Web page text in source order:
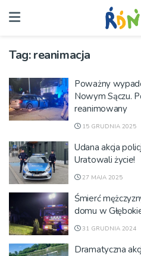
Tag:reanimacja
Poważny
Nowym Sączu.
reanimowany
15 GRUDNIA 2025
Udana akcja
Uratowali życie!
27 MAJA 2025
Śmierć
domu w
31 GRUDNIA 2024
Dramatyczna